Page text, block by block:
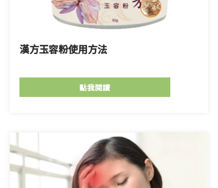
漢方玉容粉使用方法
點我閱讀